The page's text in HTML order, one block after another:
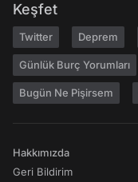
Keşfet
Twitter Deprem
Günlük Burç Yorumları
Bugün Ne Pişirsem
Hakkımızda
Geri Bildirim